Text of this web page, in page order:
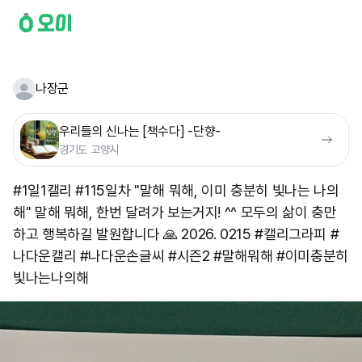
나장군
우리들의 신나는 [책수다] -단향-
경기도 고양시
#1일1캘리 #115일차 "말해 뭐해, 이미 충분히 빛나는 나의
해" 말해 뭐해, 한번 달려가 보는거지! ^^ 모두의 삶이 충만
하고 행복하길 발원합니다 🙏 2026. 0215 #캘리그라피 #
나다운캘리 #나다운손글씨 #시즌2 #말해뭐해 #이미충분히
빛나는나의해